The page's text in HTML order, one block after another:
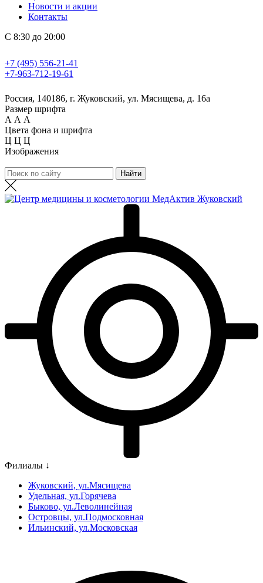
Новости и акции
Контакты
С 8:30 до 20:00
+7 (495) 556-21-41
+7-963-712-19-61
Россия, 140186, г. Жуковский, ул. Мясищева, д. 16а
Размер шрифта
А А А
Цвета фона и шрифта
Ц Ц Ц
Изображения
Филиалы ↓
Жуковский, ул.Мясищева
Удельная, ул.Горячева
Быково, ул.Леволинейная
Островцы, ул.Подмосковная
Ильинский, ул.Московская